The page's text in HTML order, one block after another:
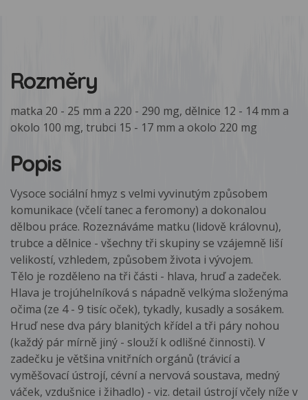
Rozměry
matka 20 - 25 mm a 220 - 290 mg, dělnice 12 - 14 mm a
okolo 100 mg, trubci 15 - 17 mm a okolo 220 mg
Popis
Vysoce sociální hmyz s velmi vyvinutým způsobem
komunikace (včelí tanec a feromony) a dokonalou
dělbou práce. Rozeznáváme matku (lidově královnu),
trubce a dělnice - všechny tři skupiny se vzájemně liší
velikostí, vzhledem, způsobem života i vývojem.
Tělo je rozděleno na tři části - hlava, hruď a zadeček.
Hlava je trojúhelníková s nápadně velkýma složenýma
očima (ze 4 - 9 tisíc oček), tykadly, kusadly a sosákem.
Hruď nese dva páry blanitých křídel a tři páry nohou
(každý pár mírně jiný - slouží k odlišné činnosti). V
zadečku je většina vnitřních orgánů (trávicí a
vyměšovací ústrojí, cévní a nervová soustava, medný
váček, vzdušnice i žihadlo) - viz. detail ústrojí včely níže v